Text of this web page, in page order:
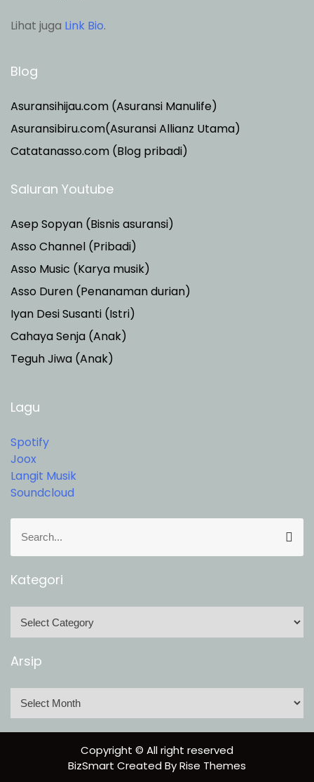
Lihat juga Link Bio.
Blog
Asuransihijau.com (Asuransi Manulife)
Asuransibiru.com(Asuransi Allianz Utama)
Catatanasso.com (Blog pribadi)
Saluran Youtube
Asep Sopyan (Bisnis asuransi)
Asso Channel (Pribadi)
Asso Music (Karya musik)
Asso Duren (Penanaman durian)
Iyan Desi Susanti (Istri)
Cahaya Senja (Anak)
Teguh Jiwa (Anak)
Lagu
Spotify
Joox
Langit Musik
Soundcloud
a
r
h
r
S
a
Kategori
e
r
i
Arsip
s
Copyright © All right reserved
BizSmart Created ByRise Themes